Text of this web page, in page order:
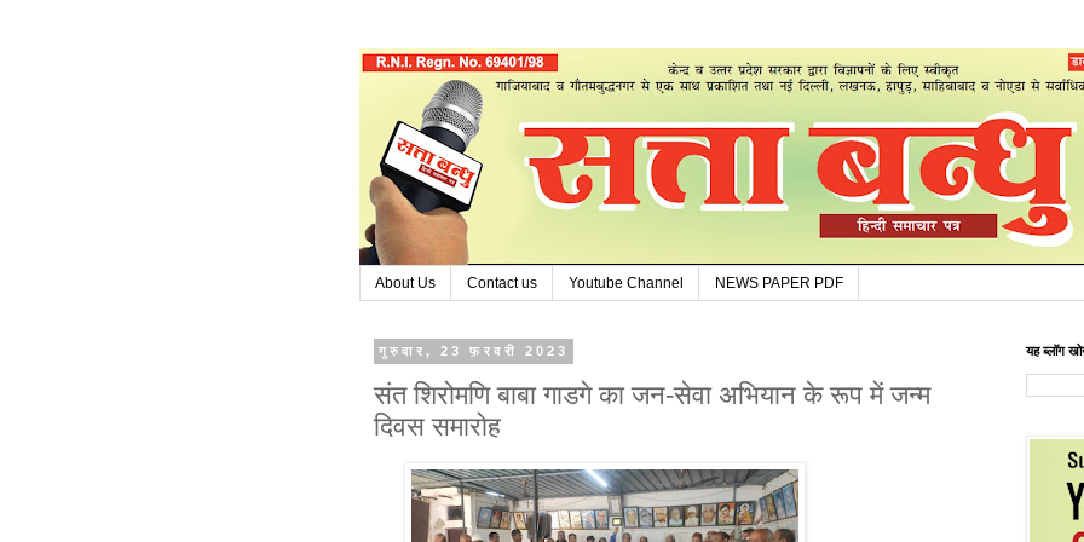
About Us Contact us Youtube Channel NEWS PAPER PDF
गुरुवार, 23 फ़रवरी 2023
संत शिरोमणि बाबा गाडगे का जन-सेवा अभियान के रूप में जन्म
दिवस समारोह
यह ब्लॉग